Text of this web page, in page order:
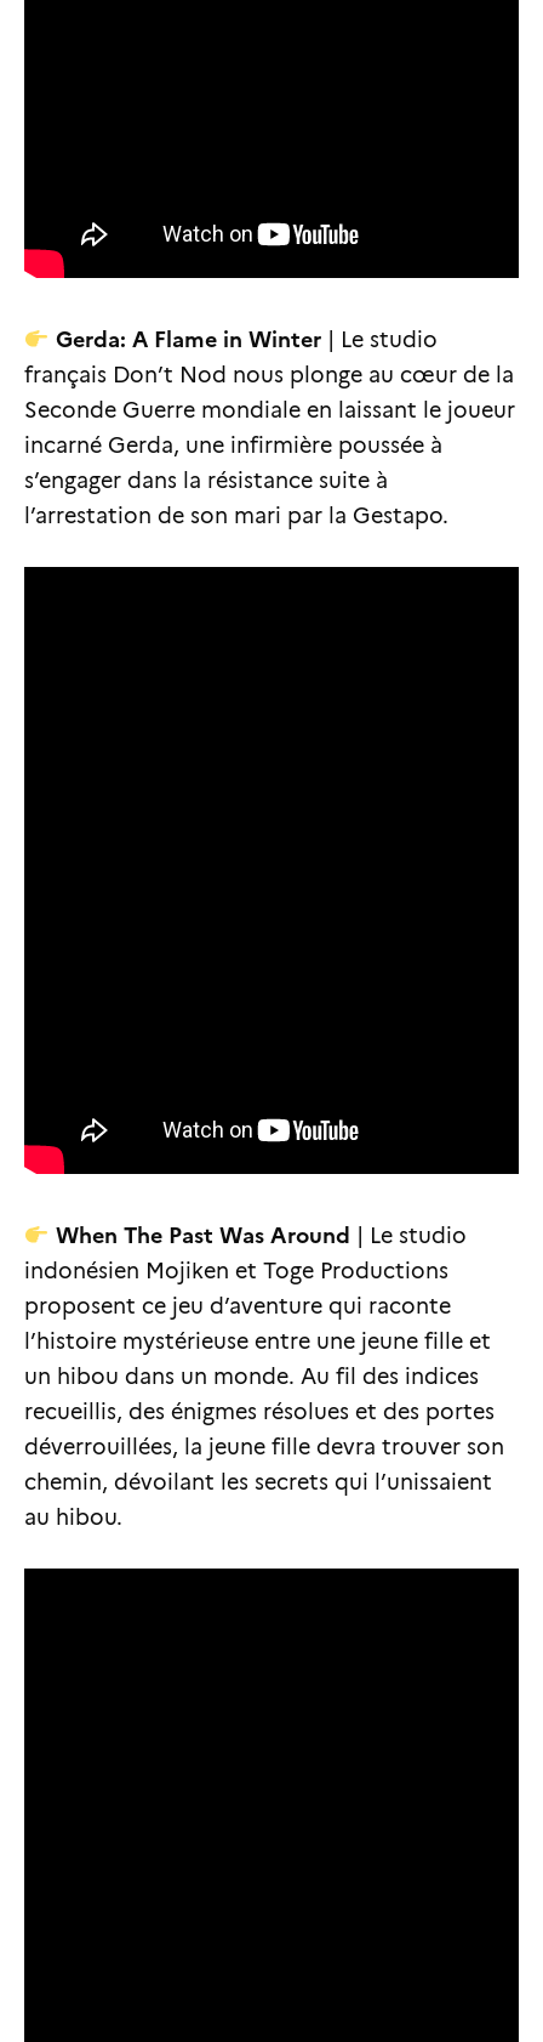
Gerda: A Flame in Winter
| Le studio
français Don’t Nod nous plonge au cœur de la
Seconde Guerre mondiale en laissant le joueur
incarné Gerda, une infirmière poussée à
s’engager dans la résistance suite à
l’arrestation de son mari par la Gestapo.
When The Past Was Around
| Le studio
indonésien Mojiken et Toge Productions
proposent ce jeu d’aventure qui raconte
l’histoire mystérieuse entre une jeune fille et
un hibou dans un monde. Au fil des indices
recueillis, des énigmes résolues et des portes
déverrouillées, la jeune fille devra trouver son
chemin, dévoilant les secrets qui l’unissaient
au hibou.